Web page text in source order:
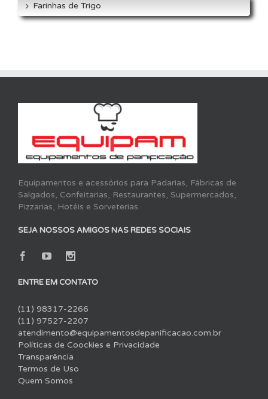
Farinhas de Trigo
Equipamentos e acessórios para Padarias, Fábricas de
Salgados, Confeitarias, Restaurantes, Supermercados,
Pizzarias, Hotéis e Sorveterias.
SEJA NOSSOS AMIGOS NAS REDES SOCIAIS
ENTRE EM CONTATO
(11) 98317-2266
(11) 97527-2207
atendimento@equipamentosdepanificacao.com.br
Políticas de Coockies e Privacidade
Transparência
Termos de Uso
Quem Somos